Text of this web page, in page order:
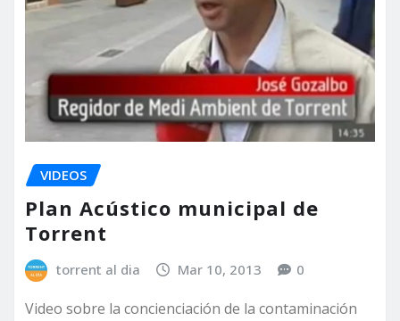
VIDEOS
Plan Acústico municipal de
Torrent
torrent al dia Mar 10, 2013 0
Video sobre la concienciación de la contaminación